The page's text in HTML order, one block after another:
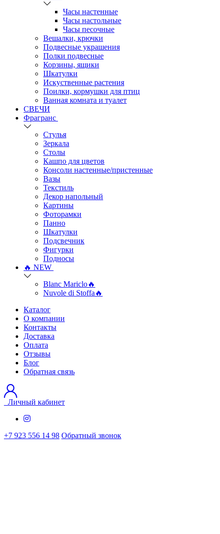
Часы настенные
Часы настольные
Часы песочные
Вешалки, крючки
Подвесные украшения
Полки подвесные
Корзины, ящики
Шкатулки
Искуственные растения
Поилки, кормушки для птиц
Ванная комната и туалет
СВЕЧИ
Фрагранс
Стулья
Зеркала
Столы
Кашпо для цветов
Консоли настенные/пристенные
Вазы
Текстиль
Декор напольный
Картины
Фоторамки
Панно
Шкатулки
Подсвечник
Фигурки
Подносы
🔥 NEW
Blanc Mariclo🔥
Nuvole di Stoffa🔥
Каталог
О компании
Контакты
Доставка
Оплата
Отзывы
Блог
Обратная связь
Личный кабинет
+7 923 556 14 98 Обратный звонок